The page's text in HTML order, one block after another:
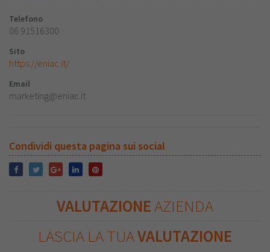
Telefono
06 91516300
Sito
https://eniac.it/
Email
marketing@eniac.it
Condividi questa pagina sui social
VALUTAZIONEAZIENDA
LASCIA LA TUAVALUTAZIONE